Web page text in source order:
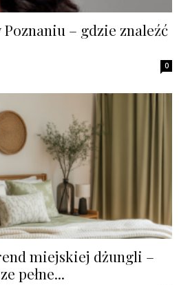
– gdzie znaleźć
0
miejskiej dżungli –
pełne...